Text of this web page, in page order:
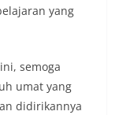
yang
semoga
umat yang
didirikannya